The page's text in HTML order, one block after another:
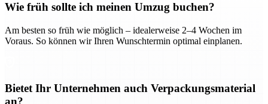
Wie früh sollte ich meinen Umzug buchen?
Am besten so früh wie möglich – idealerweise 2–4 Wochen im
Voraus. So können wir Ihren Wunschtermin optimal einplanen.
Bietet Ihr Unternehmen auch Verpackungsmaterial
an?